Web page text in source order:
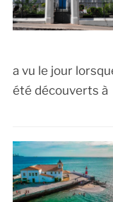
a vu le jour
été découverts à